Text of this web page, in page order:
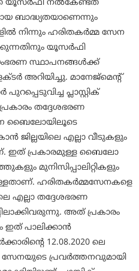
യൂസര്‍ഫീ നല്‍കേണ്ടത്
ബാദ്ധ്യതയാണെന്നും
നിന്നും ഹരിതകര്‍മ്മ സേന
യൂസര്‍ഫി
സ്ഥാപനങ്ങള്‍ക്ക്
അറിയിച്ചു. മാനേജ്മെന്റ്
പ്ലാസ്റ്റിക്
പ്രകാരം തദ്ദേശഭരണ
ബൈലോയിലൂടെ
ജില്ലയിലെ എല്ലാ വീടുകളും
ഇത് പ്രകാരമുള്ള ബൈലോ
മുനിസിപ്പാലിറ്റികളും
ഹരിതകര്‍മ്മസേനകളെ
എല്ലാ തദ്ദേശഭരണ
അത് പ്രകാരം
ഇത് പാലിക്കാന്‍
12.08.2020 ലെ
സേനയുടെ പ്രവര്‍ത്തനവുമായി